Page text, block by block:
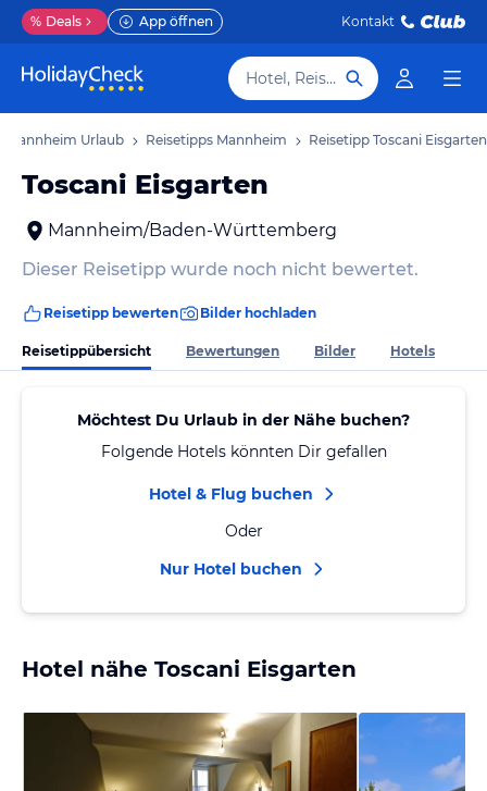
% Deals App öffnen Kontakt
Hotel, Reiseziel
Mannheim Urlaub Reisetipps Mannheim Reisetipp Toscani Eisgarten
Toscani Eisgarten
Mannheim/Baden-Württemberg
Dieser Reisetipp wurde noch nicht bewertet.
Reisetipp bewerten Bilder hochladen
Reisetippübersicht Bewertungen Bilder Hotels
Möchtest Du Urlaub in der Nähe buchen?
Folgende Hotels könnten Dir gefallen
Hotel & Flug buchen
Oder
Nur Hotel buchen
Hotel nähe Toscani Eisgarten